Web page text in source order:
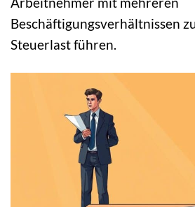
Beschäftigungsverhältnissen
Steuerlast führen.